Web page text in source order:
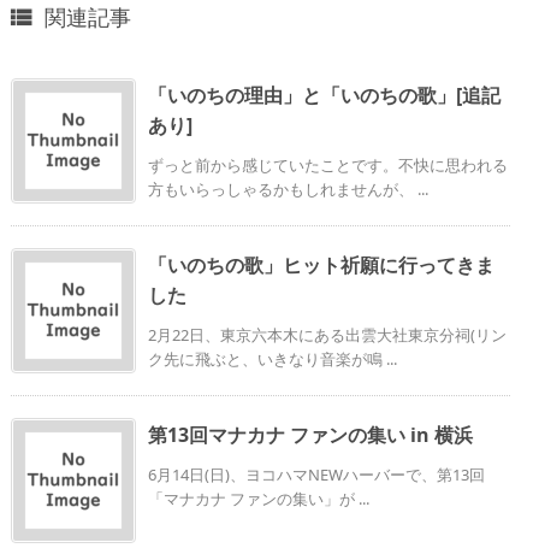
 関連記事
「いのちの理由」と「いのちの歌」[追記
あり]
ずっと前から感じていたことです。不快に思われる
方もいらっしゃるかもしれませんが、 ...
「いのちの歌」ヒット祈願に行ってきま
した
2月22日、東京六本木にある出雲大社東京分祠(リン
ク先に飛ぶと、いきなり音楽が鳴 ...
第13回マナカナ ファンの集い in 横浜
6月14日(日)、ヨコハマNEWハーバーで、第13回
「マナカナ ファンの集い」が ...